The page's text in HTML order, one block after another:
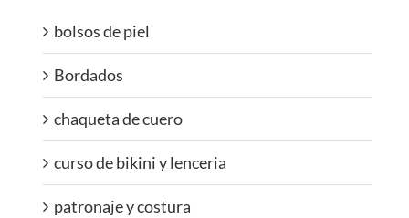
bolsos de piel
Bordados
chaqueta de cuero
curso de bikini y lenceria
patronaje y costura